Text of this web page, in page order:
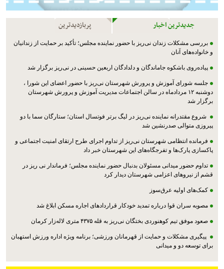
جدیدترین اخبار پربازدیدترین
بررسی مشکلات زندان نی‌ریز با حضور نماینده مجلس؛ تأکید بر حمایت از زندانیان
و خانواده‌های آنان
پیاده‌روی باشکوه جاماندگان و دلدادگان اربعین حسینی در نی‌ریز برگزار شد
جلسه شورای آموزش و پرورش شهرستان نی‌ریز با حضور اعضای این شورا ،
دوشنبه ۱۲ مردادماه در سالن اجتماعات مدیریت آموزش و پرورش شهرستان
برگزار شد
شروع مقتدرانه نماینده نی‌ریز در لیگ برتر فوتسال استان؛ ستارگان سما با دو
پیروزی متوالی صدرنشین شد
فرمانده انتظامی شهرستان نی‌ریز از تداوم اجرای طرح ارتقای امنیت اجتماعی و
پاکسازی پارک‌ها و تفرجگاه‌های این شهرستان خبر داد
تداوم حضور میدانی مسئولان بدنبال حضور نماینده مجلس؛ فرماندار نی ریز در
قشم از نیروهای اعزامی شهرستان دیدار کرد
کمک‌های اولیه عرق‌سوز
مصوبه سران قوا درباره تمدید خودکار قراردادهای اجاره مسکن ابلاغ شد
صعود موفق تیم کوهنوردی بختگان نی‌ریز به قله ۴۳۷۵ متری لاله‌زار کرمان
پیگیری مشکلات و حمایت از قهرمانان ورزشی؛ برنامه ویژه اداره ورزش استهبان
برای توسعه دو و میدانی